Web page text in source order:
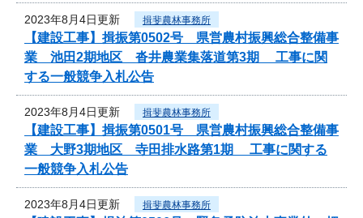
2023年8月4日更新 揖斐農林事務所
【建設工事】揖振第0502号 県営農村振興総合整備事
業 池田2期地区 沓井農業集落道第3期 工事に関
する一般競争入札公告
2023年8月4日更新 揖斐農林事務所
【建設工事】揖振第0501号 県営農村振興総合整備事
業 大野3期地区 寺田排水路第1期 工事に関する
一般競争入札公告
2023年8月4日更新 揖斐農林事務所